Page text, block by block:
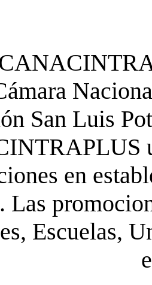
San Luis
en
Las
Escuelas,